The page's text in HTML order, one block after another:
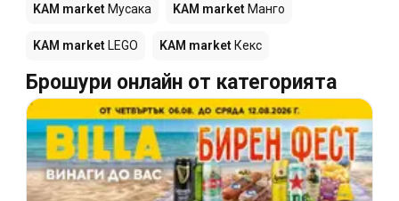
KAM market Мусака KAM market Манго
KAM market LEGO KAM market Кекс
Брошури онлайн от категорията